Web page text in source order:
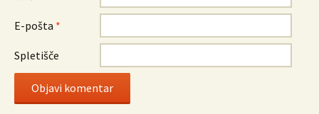
E-pošta *
Spletišče